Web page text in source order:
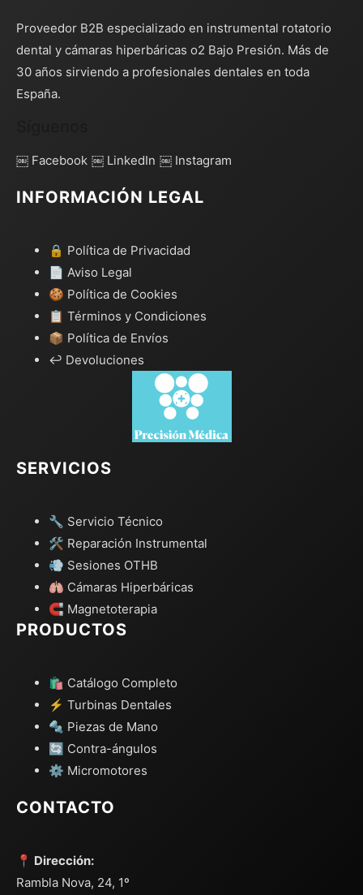
Proveedor B2B especializado en instrumental rotatorio
dental y cámaras hiperbáricas o2 Bajo Presión. Más de
30 años sirviendo a profesionales dentales en toda
España.
￼ Facebook ￼ LinkedIn ￼ Instagram
INFORMACIÓN LEGAL
🔒 Política de Privacidad
📄 Aviso Legal
🍪 Política de Cookies
📋 Términos y Condiciones
📦 Política de Envíos
↩️ Devoluciones
SERVICIOS
🔧 Servicio Técnico
🛠️ Reparación Instrumental
💨 Sesiones OTHB
🫁 Cámaras Hiperbáricas
🧲 Magnetoterapia
PRODUCTOS
🛍️ Catálogo Completo
⚡ Turbinas Dentales
🔩 Piezas de Mano
🔄 Contra-ángulos
⚙️ Micromotores
CONTACTO
📍 Dirección:
Rambla Nova, 24, 1º